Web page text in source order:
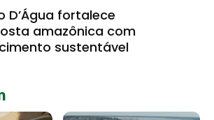
D’Água fortalece
amazônica com
sustentável